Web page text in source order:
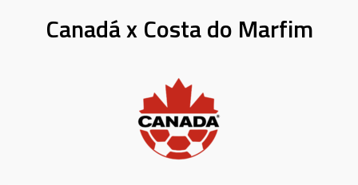
Canadá x Costa do Marfim